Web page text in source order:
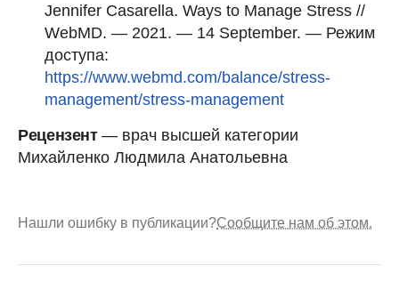
Jennifer Casarella. Ways to Manage Stress //
WebMD. — 2021. — 14 September. — Режим
доступа:
https://www.webmd.com/balance/stress-
management/stress-management
Рецензент— врач высшей категории
Михайленко Людмила Анатольевна
Нашли ошибку в публикации?Сообщите нам об этом.